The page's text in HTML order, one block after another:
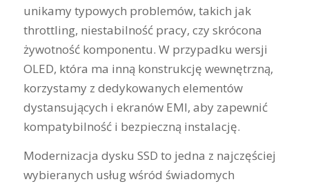
unikamy typowych problemów, takich jak
throttling, niestabilność pracy, czy skrócona
żywotność komponentu. W przypadku wersji
OLED, która ma inną konstrukcję wewnętrzną,
korzystamy z dedykowanych elementów
dystansujących i ekranów EMI, aby zapewnić
kompatybilność i bezpieczną instalację.
Modernizacja dysku SSD to jedna z najczęściej
wybieranych usług wśród świadomych